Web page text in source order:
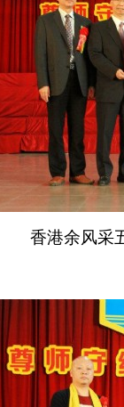
香港余风采